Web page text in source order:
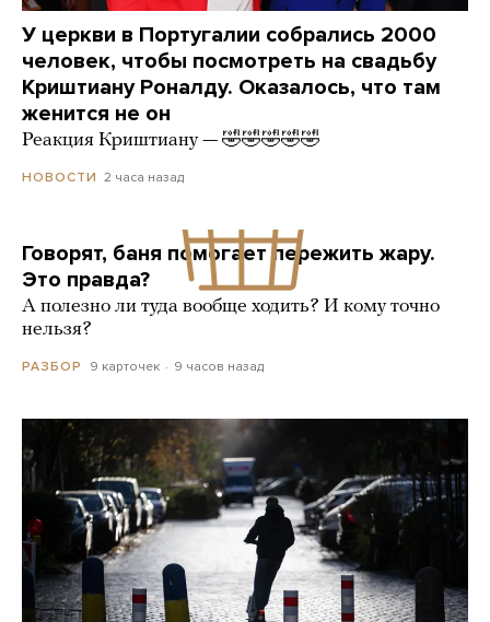
У церкви в Португалии собрались 2000
человек, чтобы посмотреть на свадьбу
Криштиану Роналду. Оказалось, что там
женится не он
Реакция Криштиану — 🤣🤣🤣🤣🤣
НОВОСТИ 2 часа назад
Говорят, баня помогает пережить жару.
Это правда?
А полезно ли туда вообще ходить? И кому точно
нельзя?
РАЗБОР 9 карточек 9 часов назад